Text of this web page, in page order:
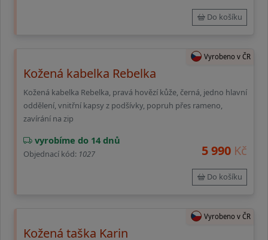
Do košíku
Vyrobeno v ČR
Kožená kabelka Rebelka
Kožená kabelka Rebelka, pravá hovězí kůže, černá, jedno hlavní
oddělení, vnitřní kapsy z podšívky, popruh přes rameno,
zavírání na zip
vyrobíme do 14 dnů
Objednací kód: 1027 5 990 Kč
Do košíku
Vyrobeno v ČR
Kožená taška Karin